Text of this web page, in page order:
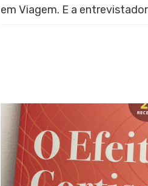
em Viagem. E a